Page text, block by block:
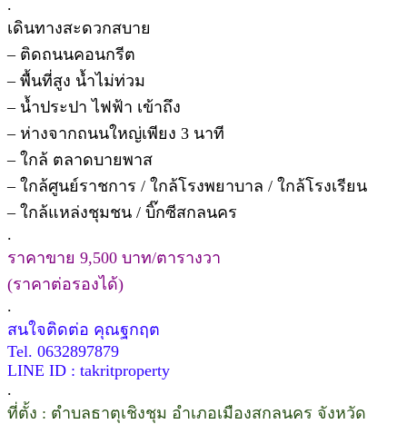
.
เดินทางสะดวกสบาย
– ติดถนนคอนกรีต
– พื้นที่สูง น้ำไม่ท่วม
– น้ำประปา ไฟฟ้า เข้าถึง
– ห่างจากถนนใหญ่เพียง 3 นาที
– ใกล้ ตลาดบายพาส
– ใกล้ศูนย์ราชการ / ใกล้โรงพยาบาล / ใกล้โรงเรียน
– ใกล้แหล่งชุมชน / บิ๊กซีสกลนคร
.
ราคาขาย 9,500 บาท/ตารางวา
(ราคาต่อรองได้)
.
สนใจติดต่อ คุณฐกฤต
Tel. 0632897879
LINE ID : takritproperty
.
ที่ตั้ง : ตำบลธาตุเชิงชุม อำเภอเมืองสกลนคร จังหวัด